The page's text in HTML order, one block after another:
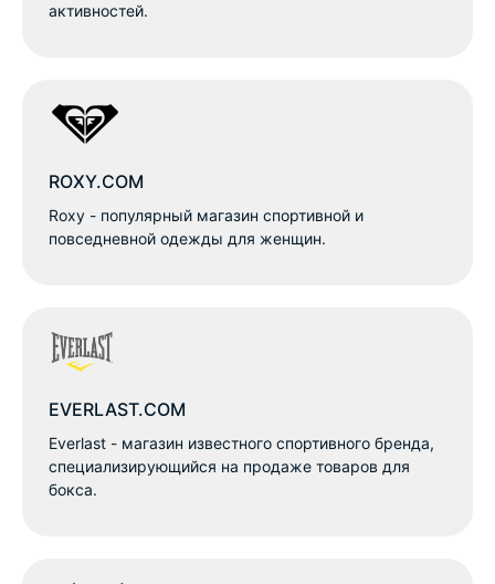
активностей.
ROXY.COM
Roxy - популярный магазин спортивной и
повседневной одежды для женщин.
EVERLAST.COM
Everlast - магазин известного спортивного бренда,
специализирующийся на продаже товаров для
бокса.